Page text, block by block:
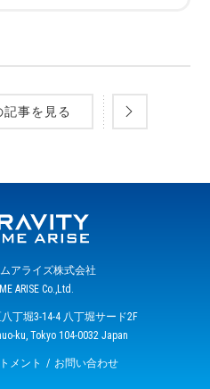
記事を見る
アライズ株式会社
ARISE Co.,Ltd.
丁堀3-14-4 八丁堀サード2F
ku, Tokyo 104-0032 Japan
メント お問い合わせ